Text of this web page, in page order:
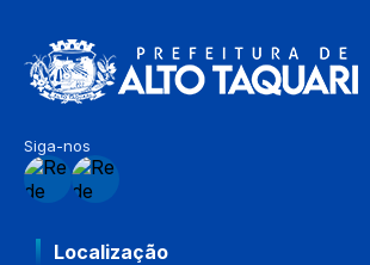
Siga-nos
Localização